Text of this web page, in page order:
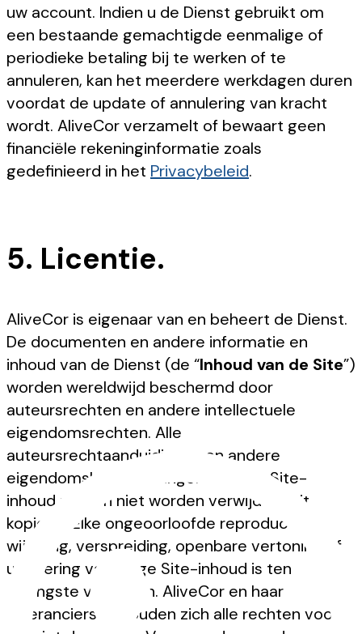
uw account. Indien u de Dienst gebruikt om
een bestaande gemachtigde eenmalige of
periodieke betaling bij te werken of te
annuleren, kan het meerdere werkdagen duren
voordat de update of annulering van kracht
wordt. AliveCor verzamelt of bewaart geen
financiële rekeninginformatie zoals
gedefinieerd in het Privacybeleid.
5. Licentie.
AliveCor is eigenaar van en beheert de Dienst.
De documenten en andere informatie en
inhoud van de Dienst (de “Inhoud van de Site”)
worden wereldwijd beschermd door
auteursrechten en andere intellectuele
eigendomsrechten. Alle
auteursrechtaanduidingen en andere
eigendomskennisgevingen in enige Site-
inhoud mogen niet worden verwijderd uit
kopieën. Elke ongeoorloofde reproductie,
wijziging, verspreiding, openbare vertoning of
uitvoering van enige Site-inhoud is ten
strengste verboden. AliveCor en haar
leveranciers behouden zich alle rechten voor